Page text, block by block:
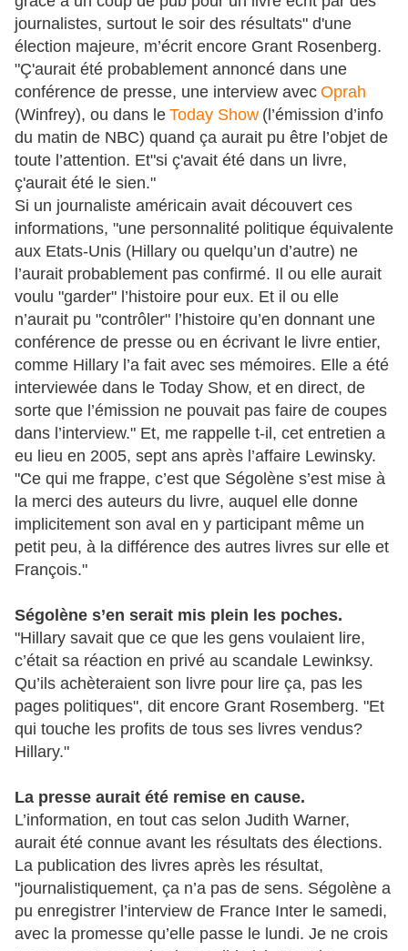
journalistes, surtout le soir des résultats" d'une
élection majeure, m’écrit encore Grant Rosenberg.
"Ç'aurait été probablement annoncé dans une
conférence de presse, une interview avec Oprah
(Winfrey), ou dans le Today Show (l’émission d’info
du matin de NBC) quand ça aurait pu être l’objet de
toute l’attention. Et"si ç'avait été dans un livre,
ç'aurait été le sien."
Si un journaliste américain avait découvert ces
informations, "une personnalité politique équivalente
aux Etats-Unis (Hillary ou quelqu’un d’autre) ne
l’aurait probablement pas confirmé. Il ou elle aurait
voulu "garder" l’histoire pour eux. Et il ou elle
n’aurait pu "contrôler" l’histoire qu’en donnant une
conférence de presse ou en écrivant le livre entier,
comme Hillary l’a fait avec ses mémoires. Elle a été
interviewée dans le Today Show, et en direct, de
sorte que l’émission ne pouvait pas faire de coupes
dans l’interview." Et, me rappelle t-il, cet entretien a
eu lieu en 2005, sept ans après l’affaire Lewinsky.
"Ce qui me frappe, c’est que Ségolène s’est mise à
la merci des auteurs du livre, auquel elle donne
implicitement son aval en y participant même un
petit peu, à la différence des autres livres sur elle et
François."
Ségolène s’en serait mis plein les poches.
"Hillary savait que ce que les gens voulaient lire,
c’était sa réaction en privé au scandale Lewinksy.
Qu’ils achèteraient son livre pour lire ça, pas les
pages politiques", dit encore Grant Rosemberg. "Et
qui touche les profits de tous ses livres vendus?
Hillary."
La presse aurait été remise en cause.
L’information, en tout cas selon Judith Warner,
aurait été connue avant les résultats des élections.
La publication des livres après les résultat,
"journalistiquement, ça n’a pas de sens. Ségolène a
pu enregistrer l’interview de France Inter le samedi,
avec la promesse qu’elle passe le lundi. Je ne crois